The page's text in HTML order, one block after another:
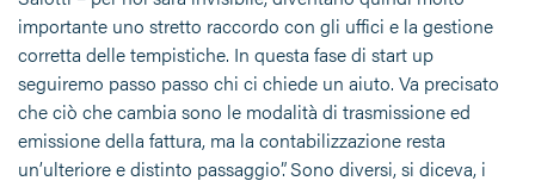
importante uno stretto raccordo con gli uffici e la gestione
corretta delle tempistiche. In questa fase di start up
seguiremo passo passo chi ci chiede un aiuto. Va precisato
che ciò che cambia sono le modalità di trasmissione ed
emissione della fattura, ma la contabilizzazione resta
un’ulteriore e distinto passaggio”. Sono diversi, si diceva, i